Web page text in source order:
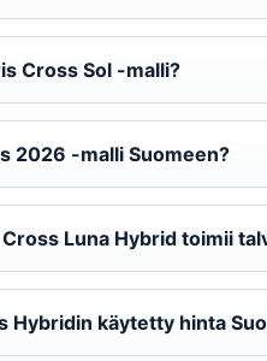
Cross Sol -malli?
2026 -malli Suomeen?
Luna Hybrid toimii
Hybridin käytetty hinta